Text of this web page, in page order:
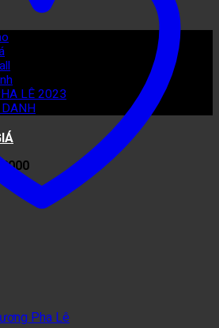
LÊ 2023
DANH
Pha Lê